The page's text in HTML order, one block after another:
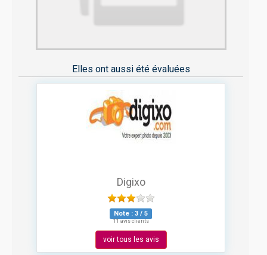
Elles ont aussi été évaluées
Digixo
Note : 3 / 5
11 avis clients
voir tous les avis